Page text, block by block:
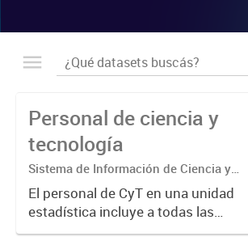
Personal de ciencia y
tecnología
Sistema de Información de Ciencia y
Tecnología Argentino (SICYTAR)
El personal de CyT en una unidad
estadística incluye a todas las
personas involucradas